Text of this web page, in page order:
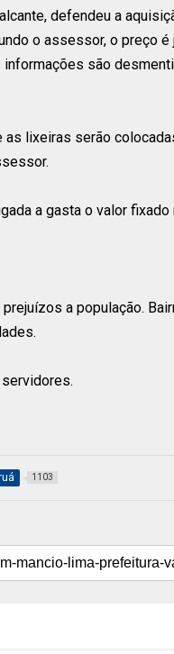
defendeu a
o assessor, o preço
são
lixeiras serão
a gasta o valor fixado
a população.
1103